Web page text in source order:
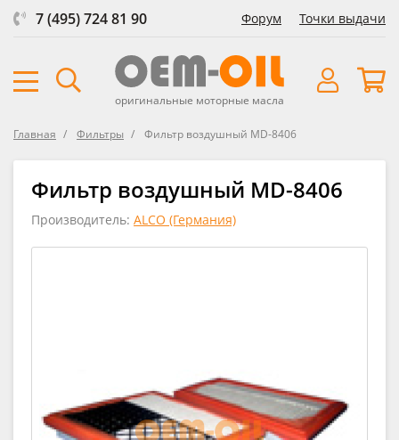
7 (495) 724 81 90 Форум Точки выдачи
оригинальные моторные масла
Главная Фильтры Фильтр воздушный MD-8406
Фильтр воздушный MD-8406
Производитель: ALCO (Германия)